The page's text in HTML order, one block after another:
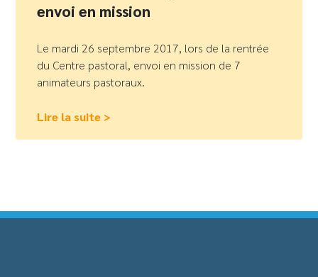
envoi en mission
Le mardi 26 septembre 2017, lors de la rentrée
du Centre pastoral, envoi en mission de 7
animateurs pastoraux.
Lire la suite >